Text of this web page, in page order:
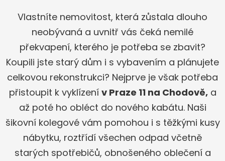
Vlastníte nemovitost, která zůstala dlouho
neobývaná a uvnitř vás čeká nemilé
překvapení, kterého je potřeba se zbavit?
Koupili jste starý dům i s vybavením a plánujete
celkovou rekonstrukci? Nejprve je však potřeba
přistoupit k vyklízení v Praze 11 na Chodově,a
až poté ho obléct do nového kabátu. Naši
šikovní kolegové vám pomohou i s těžkými kusy
nábytku, roztřídí všechen odpad včetně
starých spotřebičů, obnošeného oblečení a